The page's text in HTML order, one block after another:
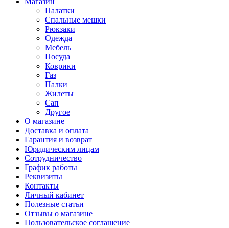
Палатки
Спальные мешки
Рюкзаки
Одежда
Мебель
Посуда
Коврики
Газ
Палки
Жилеты
Сап
Другое
О магазине
Доставка и оплата
Гарантия и возврат
Юридическим лицам
Сотрудничество
График работы
Реквизиты
Контакты
Личный кабинет
Полезные статьи
Отзывы о магазине
Пользовательское соглашение